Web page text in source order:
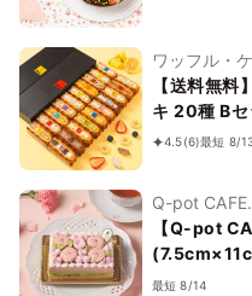
ワッフル・
【送料無
キ 20種 Bセ
4.5(6)最短 8/
Q-pot CAFE.
【Q-pot
最短 8/14